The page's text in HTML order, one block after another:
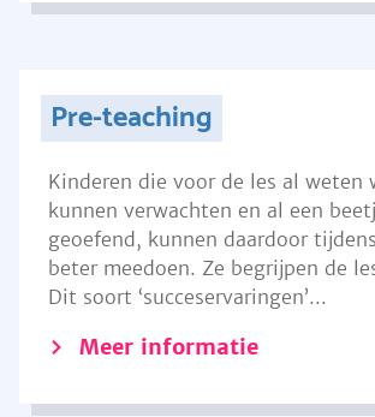
Pre-teaching
Kinderen die voor de les al weten
kunnen verwachten en al een
geoefend, kunnen daardoor
beter meedoen. Ze begrijpen de
Dit soort ‘succeservaringen’...
Meer informatie